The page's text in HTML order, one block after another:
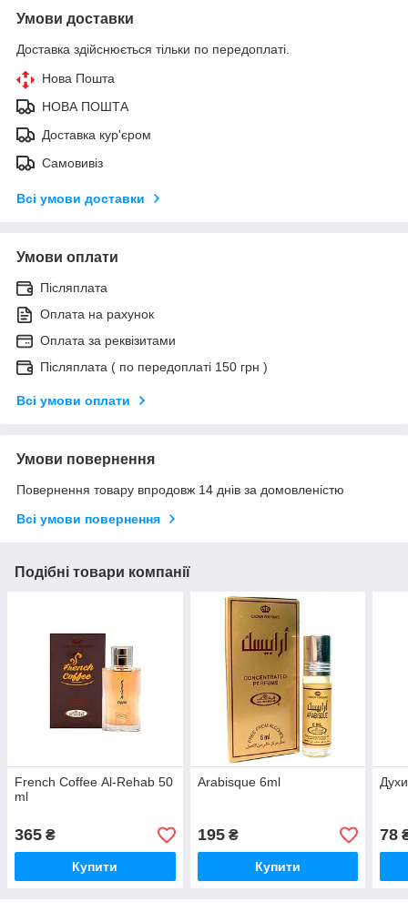
Умови доставки
Доставка здійснюється тільки по передоплаті.
Нова Пошта
НОВА ПОШТА
Доставка кур'єром
Самовивіз
Всі умови доставки
Умови оплати
Післяплата
Оплата на рахунок
Оплата за реквізитами
Післяплата ( по передоплаті 150 грн )
Всі умови оплати
Умови повернення
Повернення товару впродовж 14 днів за домовленістю
Всі умови повернення
Подібні товари компанії
French Coffee Al-Rehab​ 50
ml
365 ₴
Купити
Arabisque 6ml
195₴
Купити
78